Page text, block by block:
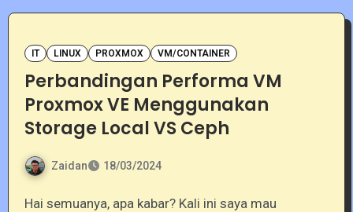
IT LINUX PROXMOX VM/CONTAINER
Perbandingan Performa VM
Proxmox VE Menggunakan
Storage Local VS Ceph
Zaidan 18/03/2024
Hai semuanya, apa kabar? Kali ini saya mau